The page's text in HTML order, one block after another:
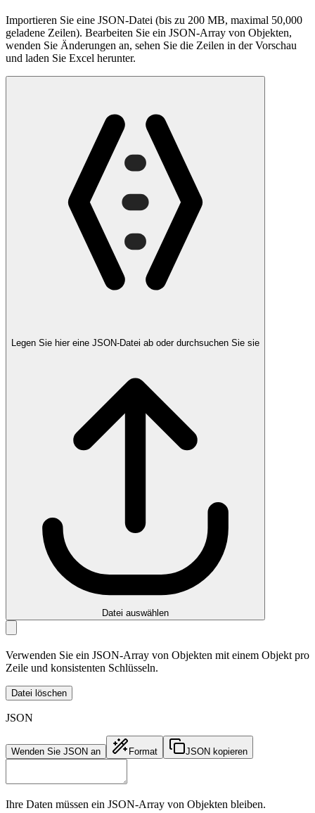
Importieren Sie eine JSON-Datei (bis zu 200 MB, maximal 50,000
geladene Zeilen). Bearbeiten Sie ein JSON-Array von Objekten,
wenden Sie Änderungen an, sehen Sie die Zeilen in der Vorschau
und laden Sie Excel herunter.
Legen Sie hier eine JSON-Datei ab oder durchsuchen Sie sie
Datei auswählen
Verwenden Sie ein JSON-Array von Objekten mit einem Objekt pro
Zeile und konsistenten Schlüsseln.
Datei löschen
JSON
Wenden Sie JSON an Format JSON kopieren
Ihre Daten müssen ein JSON-Array von Objekten bleiben.